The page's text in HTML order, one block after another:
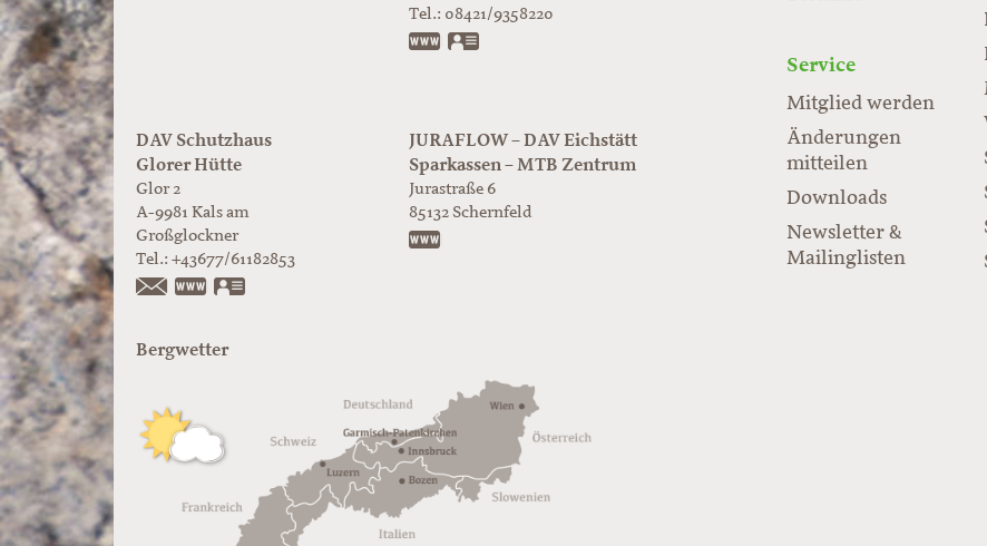
Tel.: 08421/9358220
www.jurabloc.de
DAV Schutzhaus
Glorer Hütte
Glor 2
A-9981 Kals am
Großglockner
Tel.: +43677/61182853
https://www.glorer-huette.at/
JURAFLOW – DAV Eichstätt
Sparkassen – MTB Zentrum
Jurastraße 6
85132 Schernfeld
Service
Mitglied werden
Änderungen
mitteilen
Downloads
Newsletter &
Mailinglisten
Bergwetter